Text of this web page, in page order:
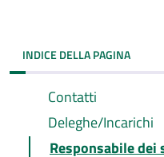
INDICE DELLA PAGINA
Contatti
Deleghe/Incarichi
Responsabile